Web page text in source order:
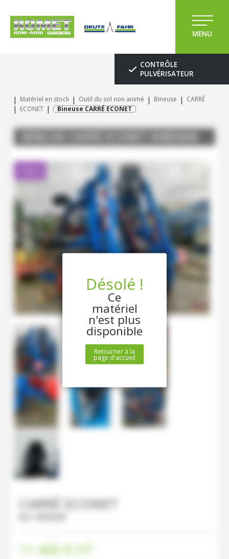
MENU
CONTRÔLE
PULVÉRISATEUR
Matériel en stock Outil du sol non animé Bineuse
CARRÉ
ECONET
Bineuse CARRÉ ECONET
CARRÉ ECONET
11 400€ HT
Désolé !
Ce
matériel
n'est plus
disponible
Retourner à la
page d'accueil